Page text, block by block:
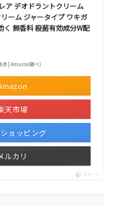
ア デオドラントクリーム
ーム ジャータイプ ワキガ
く 無香料 殺菌有効成分W配
| Amazon調べ）
天市場
ョッピング
ルカリ
ポチップ